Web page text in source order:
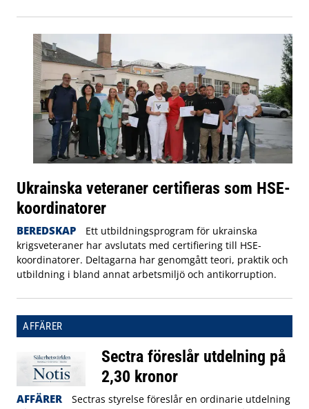
Ukrainska veteraner certifieras som HSE-
koordinatorer
BEREDSKAP
Ett utbildningsprogram för ukrainska
krigsveteraner har avslutats med certifiering till HSE-
koordinatorer. Deltagarna har genomgått teori, praktik och
utbildning i bland annat arbetsmiljö och antikorruption.
AFFÄRER
Sectra föreslår utdelning på
2,30 kronor
AFFÄRER
Sectras styrelse föreslår en ordinarie utdelning